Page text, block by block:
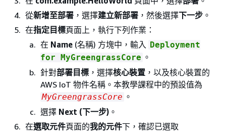
從新增至部署 ，選擇建立新部署 ，然後選擇下一步 。
在指定目標頁面上，執行下列作業：
在 Name (名稱) 方塊中，輸入 Deployment
for MyGreengrassCore 。
針對部署目標 ，選擇核心裝置 ，以及核心裝置的
AWS IoT 物件名稱。本教學課程中的預設值為
MyGreengrassCore 。
選擇 Next (下一步) 。
在選取元件頁面的我的元件下，確認已選取